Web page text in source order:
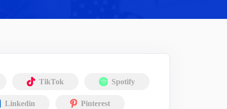
TikTok Spotify
Linkedin Pinterest